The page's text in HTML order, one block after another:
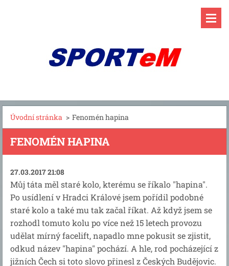
Úvodní stránka > Fenomén hapina
FENOMÉN HAPINA
27.03.2017 21:08
Můj táta měl staré kolo, kterému se říkalo "hapina".
Po usídlení v Hradci Králové jsem pořídil podobné
staré kolo a také mu tak začal říkat. Až když jsem se
rozhodl tomuto kolu po více než 15 letech provozu
udělat mírný facelift, napadlo mne pokusit se zjistit,
odkud název "hapina" pochází. A hle, rod pocházející z
jižních Čech si toto slovo přinesl z Českých Budějovic.